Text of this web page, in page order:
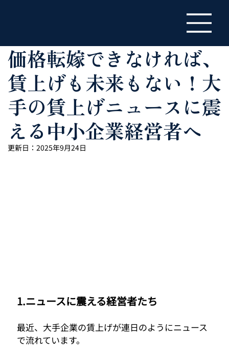
価格転嫁できなければ、
賃上げも未来もない！大
手の賃上げニュースに震
える中小企業経営者へ
更新日： 2025年9月24日
1.ニュースに震える経営者たち
最近、大手企業の賃上げが連日のようにニュース
で流れています。